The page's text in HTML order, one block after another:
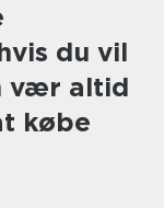
du vil
vær altid
købe